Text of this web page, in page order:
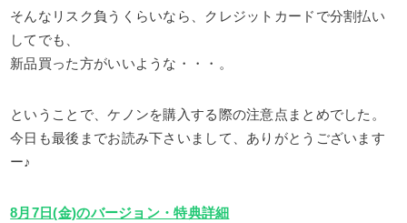
そんなリスク負うくらいなら、クレジットカードで分割払い
してでも、
新品買った方がいいような・・・。
ということで、ケノンを購入する際の注意点まとめでした。
今日も最後までお読み下さいまして、ありがとうございます
ー♪
8月7日(金)のバージョン・特典詳細